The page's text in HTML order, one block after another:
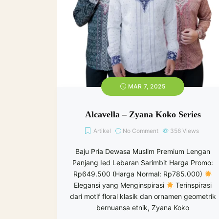
MAR 7, 2025
Alcavella – Zyana Koko Series
Artikel No Comment 356 Views
Baju Pria Dewasa Muslim Premium Lengan
Panjang Ied Lebaran Sarimbit Harga Promo:
Rp649.500 (Harga Normal: Rp785.000)
Elegansi yang Menginspirasi
Terinspirasi
dari motif floral klasik dan ornamen geometrik
bernuansa etnik, Zyana Koko